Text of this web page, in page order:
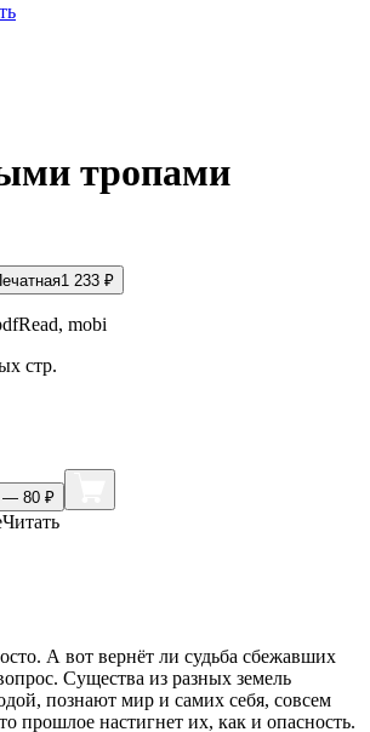
тропами
1 233 ₽
mobi
стр.
— 80 ₽
Читать
А вот вернёт ли судьба сбежавших
Существа из разных земель
познают мир и самих себя, совсем
прошлое настигнет их, как и опасность.